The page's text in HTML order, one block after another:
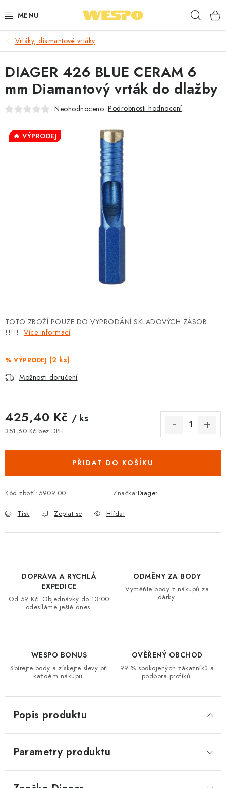
na
ARMATURY PRO TOPENÍ A VODU
TOPENÍ A OHŘEV VODY
TVAROVKY A TRUBKY
TOPENÁŘSKÁ AKADEMIE
OBCHODNÍ PODMÍNKY
🚚 STAV OBJEDNÁVKY
DOPRAVA A PLATBA
VRÁCENÍ ZBOŽÍ A REKLAMACE
MOJE OBJEDNÁVKA
ZNAČKY
Podmínky ochrany osobních údajů
Moje objednávka
Vrtáky, diamantové vrtáky
TOTO ZBOŽÍ POUZE DO VYPRODÁNÍ SKLADOVÝCH ZÁSOB
!!!!! Více informací
% VÝPRODEJ (2 ks)
Možnosti doručení
425,40 Kč / ks
351,60 Kč bez DPH
PŘIDAT DO KOŠÍKU
Kód zboží: 5909.00 Značka:Diager
Tisk Zeptat se Hlídat
DIAGER 426 BLUE CERAM 6
mm Diamantový vrták do dlažby
Neohodnoceno Podrobnosti hodnocení
🔥 VÝPRODEJ
DOPRAVA A RYCHLÁ
EXPEDICE
Od 59 Kč. Objednávky do 13:00
odesíláme ještě dnes.
ODMĚNY ZA BODY
Vyměňte body z nákupů za
dárky.
WESPO BONUS
Sbírejte body a získejte slevy při
každém nákupu.
OVĚŘENÝ OBCHOD
99 % spokojených zákazníků a
podpora profíků.
Popis produktu
Parametry produktu